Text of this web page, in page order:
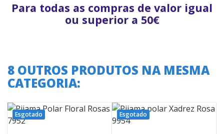
Para todas as compras de valor igual
ou superior a 50€
8 OUTROS PRODUTOS NA MESMA
CATEGORIA:
Esgotado Esgotado